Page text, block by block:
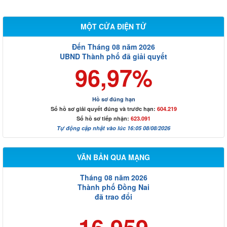
MỘT CỬA ĐIỆN TỬ
Đến Tháng 08 năm 2026
UBND Thành phố đã giải quyết
96,97%
Hồ sơ đúng hạn
Số hồ sơ giải quyết đúng và trước hạn: 604.219
Số hồ sơ tiếp nhận: 623.091
Tự động cập nhật vào lúc 16:05 08/08/2026
VĂN BẢN QUA MẠNG
Tháng 08 năm 2026
Thành phố Đồng Nai
đã trao đổi